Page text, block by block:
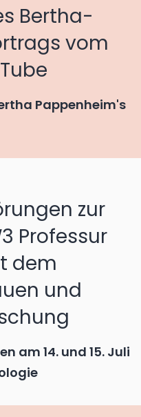
Bertha-
vom
Pappenheim's
zur
Professur
dem
und
am 14. und 15. Juli